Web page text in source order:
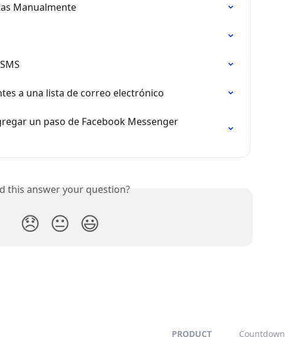
Manualmente
a una lista de correo electrónico
un paso de Facebook Messenger
this answer your question?
😞 😐 😃
PRODUCT Countdown